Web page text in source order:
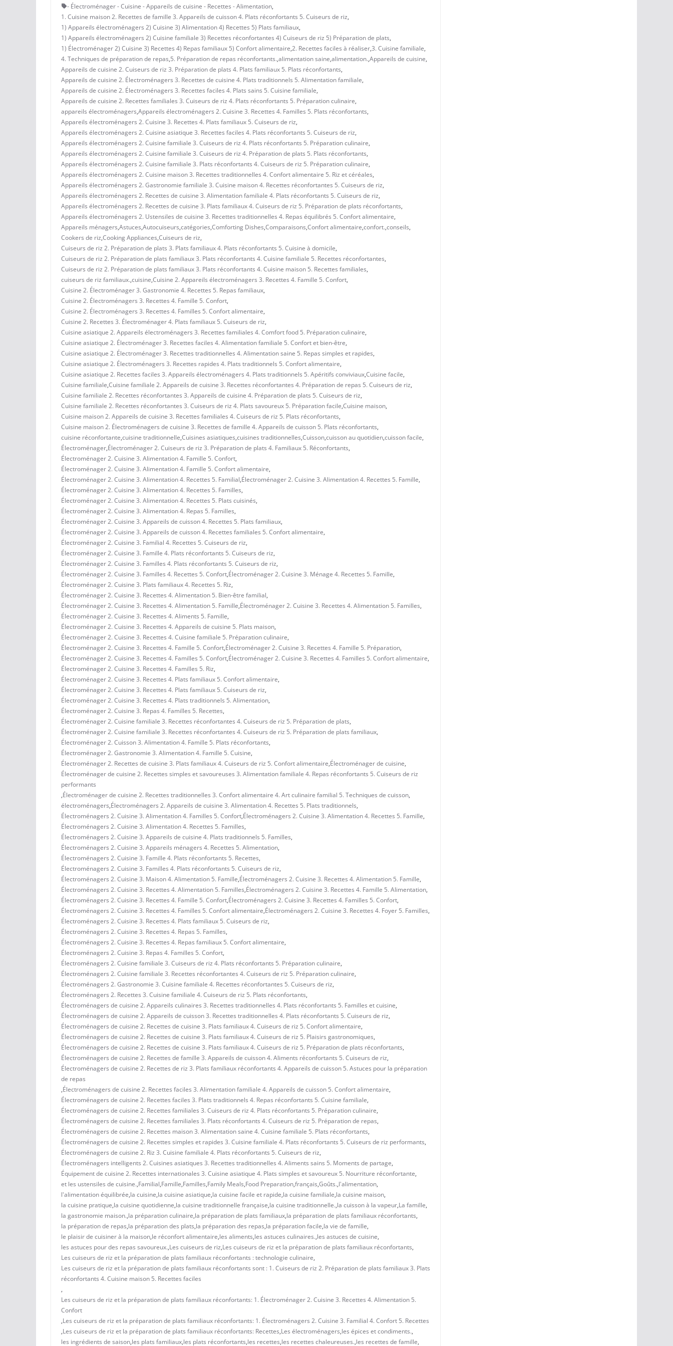
- Électroménager - Cuisine - Appareils de cuisine - Recettes - Alimentation,
1. Cuisine maison 2. Recettes de famille 3. Appareils de cuisson 4. Plats réconfortants 5. Cuiseurs de riz,
1) Appareils électroménagers 2) Cuisine 3) Alimentation 4) Recettes 5) Plats familiaux,
1) Appareils électroménagers 2) Cuisine familiale 3) Recettes réconfortantes 4) Cuiseurs de riz 5) Préparation de plats,
1) Électroménager 2) Cuisine 3) Recettes 4) Repas familiaux 5) Confort alimentaire,2. Recettes faciles à réaliser,3. Cuisine familiale,
4. Techniques de préparation de repas,5. Préparation de repas réconfortants.,alimentation saine,alimentation.,Appareils de cuisine,
Appareils de cuisine 2. Cuiseurs de riz 3. Préparation de plats 4. Plats familiaux 5. Plats réconfortants,
Appareils de cuisine 2. Électroménagers 3. Recettes de cuisine 4. Plats traditionnels 5. Alimentation familiale,
Appareils de cuisine 2. Électroménagers 3. Recettes faciles 4. Plats sains 5. Cuisine familiale,
Appareils de cuisine 2. Recettes familiales 3. Cuiseurs de riz 4. Plats réconfortants 5. Préparation culinaire,
appareils électroménagers,Appareils électroménagers 2. Cuisine 3. Recettes 4. Familles 5. Plats réconfortants,
Appareils électroménagers 2. Cuisine 3. Recettes 4. Plats familiaux 5. Cuiseurs de riz,
Appareils électroménagers 2. Cuisine asiatique 3. Recettes faciles 4. Plats réconfortants 5. Cuiseurs de riz,
Appareils électroménagers 2. Cuisine familiale 3. Cuiseurs de riz 4. Plats réconfortants 5. Préparation culinaire,
Appareils électroménagers 2. Cuisine familiale 3. Cuiseurs de riz 4. Préparation de plats 5. Plats réconfortants,
Appareils électroménagers 2. Cuisine familiale 3. Plats réconfortants 4. Cuiseurs de riz 5. Préparation culinaire,
Appareils électroménagers 2. Cuisine maison 3. Recettes traditionnelles 4. Confort alimentaire 5. Riz et céréales,
Appareils électroménagers 2. Gastronomie familiale 3. Cuisine maison 4. Recettes réconfortantes 5. Cuiseurs de riz,
Appareils électroménagers 2. Recettes de cuisine 3. Alimentation familiale 4. Plats réconfortants 5. Cuiseurs de riz,
Appareils électroménagers 2. Recettes de cuisine 3. Plats familiaux 4. Cuiseurs de riz 5. Préparation de plats réconfortants,
Appareils électroménagers 2. Ustensiles de cuisine 3. Recettes traditionnelles 4. Repas équilibrés 5. Confort alimentaire,
Appareils ménagers,Astuces,Autocuiseurs,catégories,Comforting Dishes,Comparaisons,Confort alimentaire,confort.,conseils,
Cookers de riz,Cooking Appliances,Cuiseurs de riz,
Cuiseurs de riz 2. Préparation de plats 3. Plats familiaux 4. Plats réconfortants 5. Cuisine à domicile,
Cuiseurs de riz 2. Préparation de plats familiaux 3. Plats réconfortants 4. Cuisine familiale 5. Recettes réconfortantes,
Cuiseurs de riz 2. Préparation de plats familiaux 3. Plats réconfortants 4. Cuisine maison 5. Recettes familiales,
cuiseurs de riz familiaux.,cuisine,Cuisine 2. Appareils électroménagers 3. Recettes 4. Famille 5. Confort,
Cuisine 2. Électroménager 3. Gastronomie 4. Recettes 5. Repas familiaux,
Cuisine 2. Électroménagers 3. Recettes 4. Famille 5. Confort,
Cuisine 2. Électroménagers 3. Recettes 4. Familles 5. Confort alimentaire,
Cuisine 2. Recettes 3. Électroménager 4. Plats familiaux 5. Cuiseurs de riz,
Cuisine asiatique 2. Appareils électroménagers 3. Recettes familiales 4. Comfort food 5. Préparation culinaire,
Cuisine asiatique 2. Électroménager 3. Recettes faciles 4. Alimentation familiale 5. Confort et bien-être,
Cuisine asiatique 2. Électroménager 3. Recettes traditionnelles 4. Alimentation saine 5. Repas simples et rapides,
Cuisine asiatique 2. Électroménagers 3. Recettes rapides 4. Plats traditionnels 5. Confort alimentaire,
Cuisine asiatique 2. Recettes faciles 3. Appareils électroménagers 4. Plats traditionnels 5. Apéritifs conviviaux,Cuisine facile,
Cuisine familiale,Cuisine familiale 2. Appareils de cuisine 3. Recettes réconfortantes 4. Préparation de repas 5. Cuiseurs de riz,
Cuisine familiale 2. Recettes réconfortantes 3. Appareils de cuisine 4. Préparation de plats 5. Cuiseurs de riz,
Cuisine familiale 2. Recettes réconfortantes 3. Cuiseurs de riz 4. Plats savoureux 5. Préparation facile,Cuisine maison,
Cuisine maison 2. Appareils de cuisine 3. Recettes familiales 4. Cuiseurs de riz 5. Plats réconfortants,
Cuisine maison 2. Électroménagers de cuisine 3. Recettes de famille 4. Appareils de cuisson 5. Plats réconfortants,
cuisine réconfortante,cuisine traditionnelle,Cuisines asiatiques,cuisines traditionnelles,Cuisson,cuisson au quotidien,cuisson facile,
Électroménager,Électroménager 2. Cuiseurs de riz 3. Préparation de plats 4. Familiaux 5. Réconfortants,
Électroménager 2. Cuisine 3. Alimentation 4. Famille 5. Confort,
Électroménager 2. Cuisine 3. Alimentation 4. Famille 5. Confort alimentaire,
Électroménager 2. Cuisine 3. Alimentation 4. Recettes 5. Familial,Électroménager 2. Cuisine 3. Alimentation 4. Recettes 5. Famille,
Électroménager 2. Cuisine 3. Alimentation 4. Recettes 5. Familles,
Électroménager 2. Cuisine 3. Alimentation 4. Recettes 5. Plats cuisinés,
Électroménager 2. Cuisine 3. Alimentation 4. Repas 5. Familles,
Électroménager 2. Cuisine 3. Appareils de cuisson 4. Recettes 5. Plats familiaux,
Électroménager 2. Cuisine 3. Appareils de cuisson 4. Recettes familiales 5. Confort alimentaire,
Électroménager 2. Cuisine 3. Familial 4. Recettes 5. Cuiseurs de riz,
Électroménager 2. Cuisine 3. Famille 4. Plats réconfortants 5. Cuiseurs de riz,
Électroménager 2. Cuisine 3. Familles 4. Plats réconfortants 5. Cuiseurs de riz,
Électroménager 2. Cuisine 3. Familles 4. Recettes 5. Confort,Électroménager 2. Cuisine 3. Ménage 4. Recettes 5. Famille,
Électroménager 2. Cuisine 3. Plats familiaux 4. Recettes 5. Riz,
Électroménager 2. Cuisine 3. Recettes 4. Alimentation 5. Bien-être familial,
Électroménager 2. Cuisine 3. Recettes 4. Alimentation 5. Famille,Électroménager 2. Cuisine 3. Recettes 4. Alimentation 5. Familles,
Électroménager 2. Cuisine 3. Recettes 4. Aliments 5. Famille,
Électroménager 2. Cuisine 3. Recettes 4. Appareils de cuisine 5. Plats maison,
Électroménager 2. Cuisine 3. Recettes 4. Cuisine familiale 5. Préparation culinaire,
Électroménager 2. Cuisine 3. Recettes 4. Famille 5. Confort,Électroménager 2. Cuisine 3. Recettes 4. Famille 5. Préparation,
Électroménager 2. Cuisine 3. Recettes 4. Familles 5. Confort,Électroménager 2. Cuisine 3. Recettes 4. Familles 5. Confort alimentaire,
Électroménager 2. Cuisine 3. Recettes 4. Familles 5. Riz,
Électroménager 2. Cuisine 3. Recettes 4. Plats familiaux 5. Confort alimentaire,
Électroménager 2. Cuisine 3. Recettes 4. Plats familiaux 5. Cuiseurs de riz,
Électroménager 2. Cuisine 3. Recettes 4. Plats traditionnels 5. Alimentation,
Électroménager 2. Cuisine 3. Repas 4. Familles 5. Recettes,
Électroménager 2. Cuisine familiale 3. Recettes réconfortantes 4. Cuiseurs de riz 5. Préparation de plats,
Électroménager 2. Cuisine familiale 3. Recettes réconfortantes 4. Cuiseurs de riz 5. Préparation de plats familiaux,
Électroménager 2. Cuisson 3. Alimentation 4. Famille 5. Plats réconfortants,
Électroménager 2. Gastronomie 3. Alimentation 4. Famille 5. Cuisine,
Électroménager 2. Recettes de cuisine 3. Plats familiaux 4. Cuiseurs de riz 5. Confort alimentaire,Électroménager de cuisine,
Électroménager de cuisine 2. Recettes simples et savoureuses 3. Alimentation familiale 4. Repas réconfortants 5. Cuiseurs de riz
performants
,Électroménager de cuisine 2. Recettes traditionnelles 3. Confort alimentaire 4. Art culinaire familial 5. Techniques de cuisson,
électroménagers,Électroménagers 2. Appareils de cuisine 3. Alimentation 4. Recettes 5. Plats traditionnels,
Électroménagers 2. Cuisine 3. Alimentation 4. Familles 5. Confort,Électroménagers 2. Cuisine 3. Alimentation 4. Recettes 5. Famille,
Électroménagers 2. Cuisine 3. Alimentation 4. Recettes 5. Familles,
Électroménagers 2. Cuisine 3. Appareils de cuisine 4. Plats traditionnels 5. Familles,
Électroménagers 2. Cuisine 3. Appareils ménagers 4. Recettes 5. Alimentation,
Électroménagers 2. Cuisine 3. Famille 4. Plats réconfortants 5. Recettes,
Électroménagers 2. Cuisine 3. Familles 4. Plats réconfortants 5. Cuiseurs de riz,
Électroménagers 2. Cuisine 3. Maison 4. Alimentation 5. Famille,Électroménagers 2. Cuisine 3. Recettes 4. Alimentation 5. Famille,
Électroménagers 2. Cuisine 3. Recettes 4. Alimentation 5. Familles,Électroménagers 2. Cuisine 3. Recettes 4. Famille 5. Alimentation,
Électroménagers 2. Cuisine 3. Recettes 4. Famille 5. Confort,Électroménagers 2. Cuisine 3. Recettes 4. Familles 5. Confort,
Électroménagers 2. Cuisine 3. Recettes 4. Familles 5. Confort alimentaire,Électroménagers 2. Cuisine 3. Recettes 4. Foyer 5. Familles,
Électroménagers 2. Cuisine 3. Recettes 4. Plats familiaux 5. Cuiseurs de riz,
Électroménagers 2. Cuisine 3. Recettes 4. Repas 5. Familles,
Électroménagers 2. Cuisine 3. Recettes 4. Repas familiaux 5. Confort alimentaire,
Électroménagers 2. Cuisine 3. Repas 4. Familles 5. Confort,
Électroménagers 2. Cuisine familiale 3. Cuiseurs de riz 4. Plats réconfortants 5. Préparation culinaire,
Électroménagers 2. Cuisine familiale 3. Recettes réconfortantes 4. Cuiseurs de riz 5. Préparation culinaire,
Électroménagers 2. Gastronomie 3. Cuisine familiale 4. Recettes réconfortantes 5. Cuiseurs de riz,
Électroménagers 2. Recettes 3. Cuisine familiale 4. Cuiseurs de riz 5. Plats réconfortants,
Électroménagers de cuisine 2. Appareils culinaires 3. Recettes traditionnelles 4. Plats réconfortants 5. Familles et cuisine,
Électroménagers de cuisine 2. Appareils de cuisson 3. Recettes traditionnelles 4. Plats réconfortants 5. Cuiseurs de riz,
Électroménagers de cuisine 2. Recettes de cuisine 3. Plats familiaux 4. Cuiseurs de riz 5. Confort alimentaire,
Électroménagers de cuisine 2. Recettes de cuisine 3. Plats familiaux 4. Cuiseurs de riz 5. Plaisirs gastronomiques,
Électroménagers de cuisine 2. Recettes de cuisine 3. Plats familiaux 4. Cuiseurs de riz 5. Préparation de plats réconfortants,
Électroménagers de cuisine 2. Recettes de famille 3. Appareils de cuisson 4. Aliments réconfortants 5. Cuiseurs de riz,
Électroménagers de cuisine 2. Recettes de riz 3. Plats familiaux réconfortants 4. Appareils de cuisson 5. Astuces pour la préparation
de repas
,Électroménagers de cuisine 2. Recettes faciles 3. Alimentation familiale 4. Appareils de cuisson 5. Confort alimentaire,
Électroménagers de cuisine 2. Recettes faciles 3. Plats traditionnels 4. Repas réconfortants 5. Cuisine familiale,
Électroménagers de cuisine 2. Recettes familiales 3. Cuiseurs de riz 4. Plats réconfortants 5. Préparation culinaire,
Électroménagers de cuisine 2. Recettes familiales 3. Plats réconfortants 4. Cuiseurs de riz 5. Préparation de repas,
Électroménagers de cuisine 2. Recettes maison 3. Alimentation saine 4. Cuisine familiale 5. Plats réconfortants,
Électroménagers de cuisine 2. Recettes simples et rapides 3. Cuisine familiale 4. Plats réconfortants 5. Cuiseurs de riz performants,
Électroménagers de cuisine 2. Riz 3. Cuisine familiale 4. Plats réconfortants 5. Cuiseurs de riz,
Électroménagers intelligents 2. Cuisines asiatiques 3. Recettes traditionnelles 4. Aliments sains 5. Moments de partage,
Équipement de cuisine 2. Recettes internationales 3. Cuisine asiatique 4. Plats simples et savoureux 5. Nourriture réconfortante,
et les ustensiles de cuisine.,Familial,Famille,Familles,Family Meals,Food Preparation,français,Goûts.,l'alimentation,
l'alimentation équilibrée,la cuisine,la cuisine asiatique,la cuisine facile et rapide,la cuisine familiale,la cuisine maison,
la cuisine pratique,la cuisine quotidienne,la cuisine traditionnelle française,la cuisine traditionnelle.,la cuisson à la vapeur,La famille,
la gastronomie maison.,la préparation culinaire,la préparation de plats familiaux,la préparation de plats familiaux réconfortants,
la préparation de repas,la préparation des plats,la préparation des repas,la préparation facile,la vie de famille,
le plaisir de cuisiner à la maison,le réconfort alimentaire,les aliments,les astuces culinaires.,les astuces de cuisine,
les astuces pour des repas savoureux.,Les cuiseurs de riz,Les cuiseurs de riz et la préparation de plats familiaux réconfortants,
Les cuiseurs de riz et la préparation de plats familiaux réconfortants : technologie culinaire,
Les cuiseurs de riz et la préparation de plats familiaux réconfortants sont : 1. Cuiseurs de riz 2. Préparation de plats familiaux 3. Plats
réconfortants 4. Cuisine maison 5. Recettes faciles
,
Les cuiseurs de riz et la préparation de plats familiaux réconfortants: 1. Électroménager 2. Cuisine 3. Recettes 4. Alimentation 5.
Confort
,Les cuiseurs de riz et la préparation de plats familiaux réconfortants: 1. Électroménagers 2. Cuisine 3. Familial 4. Confort 5. Recettes
,Les cuiseurs de riz et la préparation de plats familiaux réconfortants: Recettes,Les électroménagers,les épices et condiments.,
les ingrédients de saison,les plats familiaux,les plats réconfortants,les recettes,les recettes chaleureuses.,les recettes de famille,